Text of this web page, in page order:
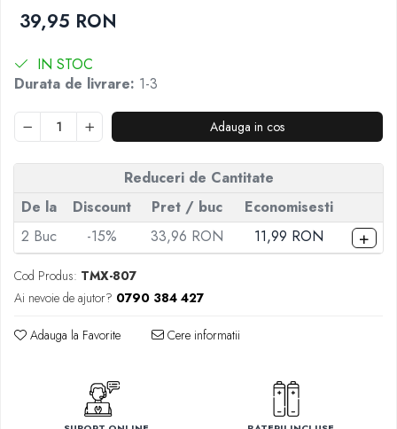
Telecomenzi Sharp
Telecomenzi Smart-Tech
Telecomenzi Sony
Telecomenzi Star-Light
Telecomenzi TCL
Telecomenzi Telefunken
Telecomenzi Teletech
Telecomenzi Tesla
Telecomenzi Toshiba
Telecomenzi Utok
Telecomenzi Vestel
Telecomenzi Watson
Telecomenzi Wellington
39,95 RON
IN STOC
Durata de livrare: 1-3
Adauga in cos
Reduceri de Cantitate
De la
Discount Pret / buc
Economisesti
2 Buc -15% 33,96 RON 11,99 RON +
Cod Produs: TMX-807
Ai nevoie de ajutor? 0790 384 427
Adauga la Favorite Cere informatii